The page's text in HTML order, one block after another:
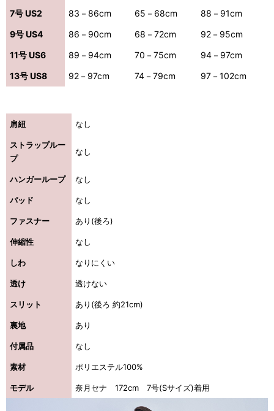
7号 US2
83－86cm 65－68cm
88－91cm
9号 US4
86－90cm 68－72cm
92－95cm
11号 US6
89－94cm 70－75cm
94－97cm
13号 US8
92－97cm 74－79cm 97－102cm
肩紐 なし
ストラップルー
プ
なし
ハンガーループ なし
パッド なし
ファスナー あり(後ろ)
伸縮性 なし
しわ なりにくい
透け 透けない
スリット あり(後ろ 約21cm)
裏地 あり
付属品 なし
素材 ポリエステル100%
モデル 奈月セナ 172cm 7号(Sサイズ)着用